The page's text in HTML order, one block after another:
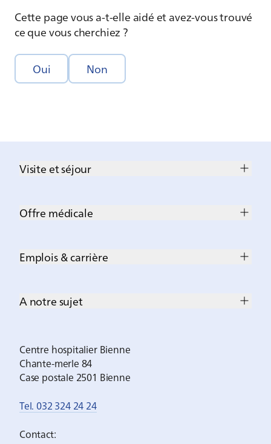
Cette page vous a-t-elle aidé et avez-vous trouvé
ce que vous cherchiez ?
Oui Non
Visite et séjour
Offre médicale
Emplois & carrière
A notre sujet
Centre hospitalier Bienne
Chante-merle 84
Case postale 2501 Bienne
Tel. 032 324 24 24
Contact: